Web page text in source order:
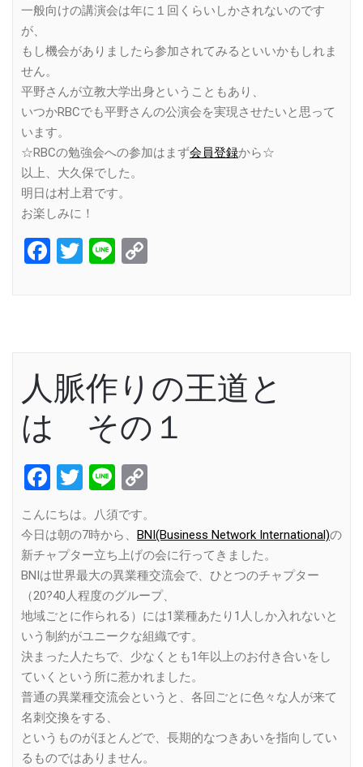
一般向けの講演会は年に１回くらいしかされないのです
が、
もし機会がありましたら参加されてみるといいかもしれま
せん。
平野さんが立教大学出身ということもあり、
いつかRBCでも平野さんの公演会を実現させたいと思って
います。
☆RBCの勉強会への参加はまず会員登録から☆
以上、大久保でした。
明日は村上君です。
お楽しみに！
Facebook
Twitter
Line
人脈作りの王道と
は その１
Facebook
Twitter
Line
こんにちは。八須です。
今日は朝の7時から、 BNI(Business Network International)の
新チャプター立ち上げの会に行ってきました。
BNIは世界最大の異業種交流会で、ひとつのチャプター
（20?40人程度のグループ、
地域ごとに作られる）には1業種あたり1人しか入れないと
いう制約がユニークな組織です。
決まった人たちで、少なくとも1年以上のお付き合いをし
ていくという所に惹かれました。
普通の異業種交流会というと、各回ごとに色々な人が来て
名刺交換をする、
というものがほとんどで、長期的なつきあいを指向してい
るものではありません。